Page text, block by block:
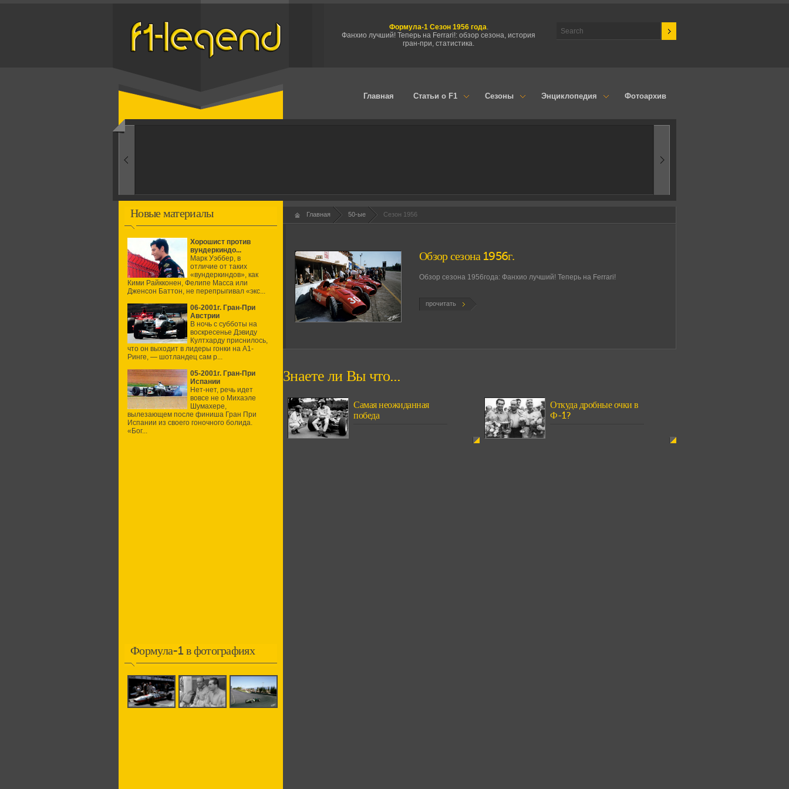
Формула-1 Сезон 1956 года.
Фанхио лучший! Теперь на Ferrari!: обзор сезона, история
гран-при, статистика.
Главная Статьи о F1 Сезоны Энциклопедия Фотоархив
1950-ые
Новые материалы
Хорошист против
вундеркиндо...
Марк Уэббер, в
отличие от таких
«вундеркиндов», как
Кими Райкконен, Фелипе Масса или
Дженсон Баттон, не перепрыгивал «экс...
06-2001г. Гран-При
Австрии
В ночь с субботы на
воскресенье Дэвиду
Култхарду приснилось,
что он выходит в лидеры гонки на А1-
Ринге, — шотландец сам р...
05-2001г. Гран-При
Испании
Нет-нет, речь идет
вовсе не о Михаэле
Шумахере,
вылезающем после финиша Гран При
Испании из своего гоночного болида.
«Бог...
Формула-1 в фотографиях
Главная 50-ые Сезон 1956
Обзор сезона 1956г.
Обзор сезона 1956года: Фанхио лучший! Теперь на Ferrari!
прочитать
Знаете ли Вы что...
Самая неожиданная
победа
Откуда дробные очки в
Ф-1?